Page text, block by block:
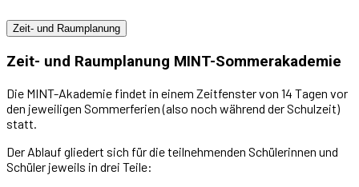
Zeit- und Raumplanung
Zeit- und Raumplanung MINT-Sommerakademie
Die MINT-Akademie findet in einem Zeitfenster von 14 Tagen vor
den jeweiligen Sommerferien (also noch während der Schulzeit)
statt.
Der Ablauf gliedert sich für die teilnehmenden Schülerinnen und
Schüler jeweils in drei Teile: